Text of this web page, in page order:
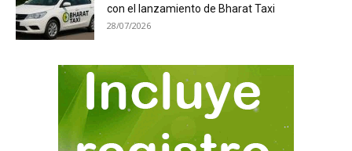
con el lanzamiento de Bharat Taxi
28/07/2026